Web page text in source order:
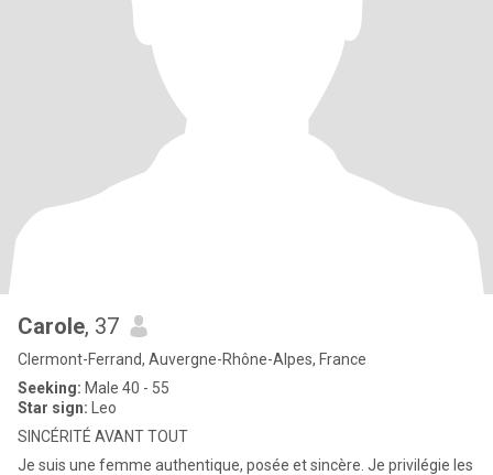
Carole, 37
Clermont-Ferrand, Auvergne-Rhône-Alpes, France
Seeking: Male 40 - 55
Star sign: Leo
SINCÉRITÉ AVANT TOUT
Je suis une femme authentique, posée et sincère. Je privilégie les